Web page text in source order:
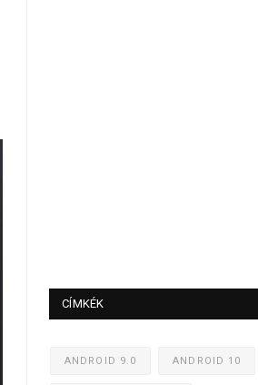
CÍMKÉK
ANDROID 9.0 ANDROID 10